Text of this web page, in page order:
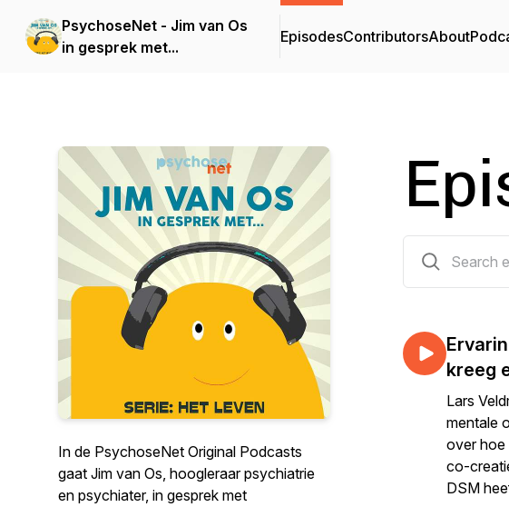
PsychoseNet - Jim van Os
in gesprek met...
EpisodesContributorsAbout
In de PsychoseNet Original Podcasts
gaat Jim van Os, hoogleraar psychiatrie
en psychiater, in gesprek met
kreeg
Lars
mentale
over hoe
co-
DSM